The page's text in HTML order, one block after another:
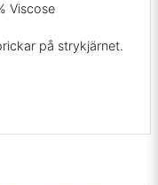
Viscose
på strykjärnet.
5-10 dagar,
är ett smidigt och